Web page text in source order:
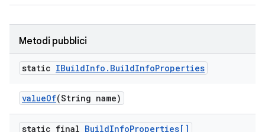
Metodi pubblici
static IBuildInfo . BuildInfoProperties
valueOf(String name)
static final BuildInfoProperties[]